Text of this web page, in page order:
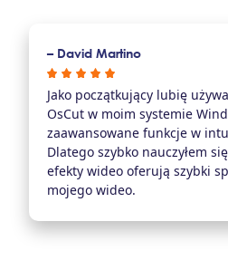
– David Martino
Jako początkujący lubię
OsCut w moim systemie
zaawansowane funkcje w
Dlatego szybko nauczyłem
efekty wideo oferują szybki
mojego wideo.